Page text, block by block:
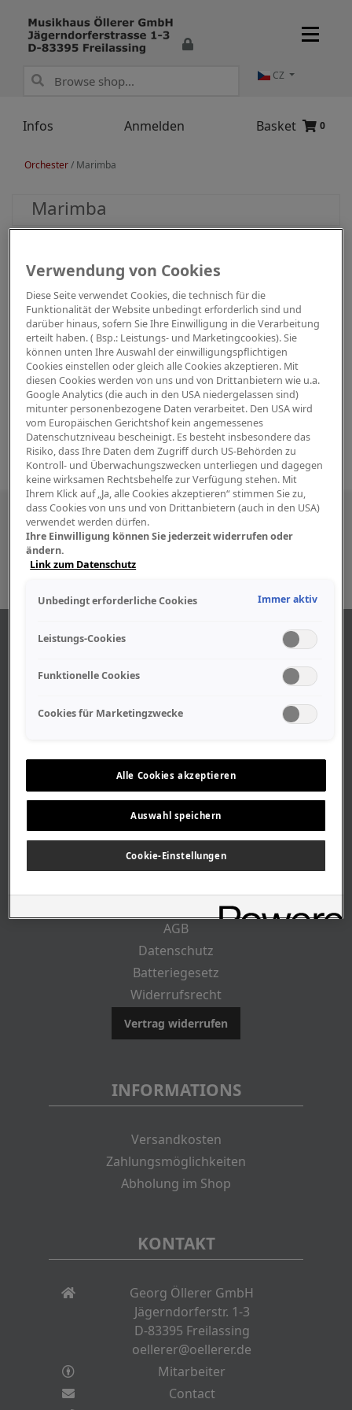
Infos Anmelden Basket 0
CZ
Orchester/ Marimba
Marimba
Besuchen Sie uns auch in den sozialen
Medien
Geschäftszeiten
Stellenangebote
Geschichte
CUSTOMER INFO
AGB
Datenschutz
Batteriegesetz
Widerrufsrecht
Vertrag widerrufen
INFORMATIONS
Versandkosten
Zahlungsmöglichkeiten
Abholung im Shop
KONTAKT
Georg Öllerer GmbH
Jägerndorferstr. 1-3
D-83395 Freilassing
oellerer@oellerer.de
Mitarbeiter
Contact
Verwendung von Cookies
Diese Seite verwendet Cookies, die technisch für die
Funktionalität der Website unbedingt erforderlich sind und
darüber hinaus, sofern Sie Ihre Einwilligung in die Verarbeitung
erteilt haben. ( Bsp.: Leistungs- und Marketingcookies). Sie
können unten Ihre Auswahl der einwilligungspflichtigen
Cookies einstellen oder gleich alle Cookies akzeptieren. Mit
diesen Cookies werden von uns und von Drittanbietern wie u.a.
Google Analytics (die auch in den USA niedergelassen sind)
mitunter personenbezogene Daten verarbeitet. Den USA wird
vom Europäischen Gerichtshof kein angemessenes
Datenschutzniveau bescheinigt. Es besteht insbesondere das
Risiko, dass Ihre Daten dem Zugriff durch US-Behörden zu
Kontroll- und Überwachungszwecken unterliegen und dagegen
keine wirksamen Rechtsbehelfe zur Verfügung stehen. Mit
Ihrem Klick auf „Ja, alle Cookies akzeptieren“ stimmen Sie zu,
dass Cookies von uns und von Drittanbietern (auch in den USA)
verwendet werden dürfen.
Ihre Einwilligung können Sie jederzeit widerrufen oder
ändern.
Link zum Datenschutz
Unbedingt erforderliche Cookies Immer aktiv
Leistungs-Cookies
Funktionelle Cookies
Cookies für Marketingzwecke
Alle Cookies akzeptieren
Auswahl speichern
Cookie-Einstellungen